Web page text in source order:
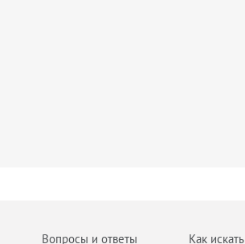
Вопросы и ответы Как искать